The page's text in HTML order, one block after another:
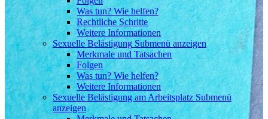
Was tun? Wie helfen?
Rechtliche Schritte
Weitere Informationen
Sexuelle Belästigung Submenü anzeigen
Merkmale und Tatsachen
Folgen
Was tun? Wie helfen?
Weitere Informationen
Sexuelle Belästigung am Arbeitsplatz Submenü
anzeigen